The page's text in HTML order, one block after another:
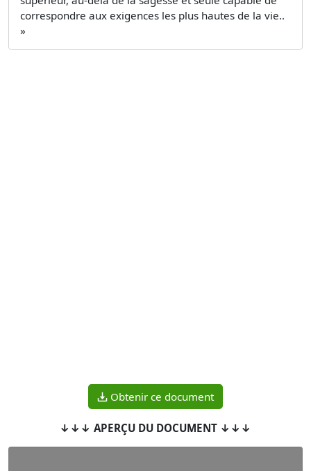
correspondre aux exigences les plus hautes de la vie..
»
Obtenir ce document
↓↓↓ APERÇU DU DOCUMENT ↓↓↓